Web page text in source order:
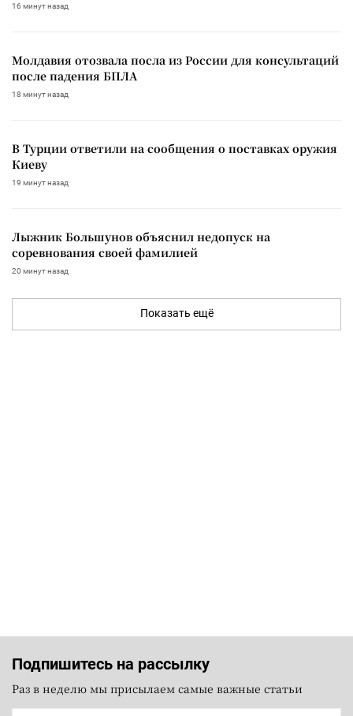
16 минут назад
Молдавия отозвала посла из России для консультаций
после падения БПЛА
18 минут назад
В Турции ответили на сообщения о поставках оружия
Киеву
19 минут назад
Лыжник Большунов объяснил недопуск на
соревнования своей фамилией
20 минут назад
Показать ещё
Подпишитесь на рассылку
Раз в неделю мы присылаем самые важные статьи